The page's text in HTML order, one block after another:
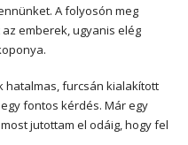
A folyosón meg
emberek, ugyanis elég
hatalmas, furcsán kialakított
fontos kérdés. Már egy
jutottam el odáig, hogy fel